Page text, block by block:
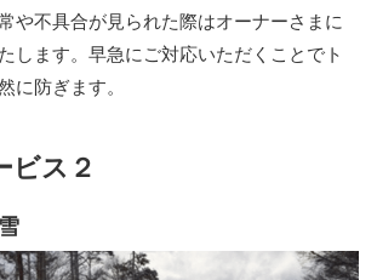
や不具合が見られた際はオーナーさまに
します。早急にご対応いただくことでト
に防ぎます。
ビス２